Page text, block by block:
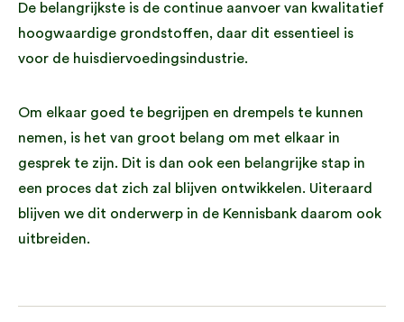
De belangrijkste is de continue aanvoer van kwalitatief
hoogwaardige grondstoffen, daar dit essentieel is
voor de huisdiervoedingsindustrie.
Om elkaar goed te begrijpen en drempels te kunnen
nemen, is het van groot belang om met elkaar in
gesprek te zijn. Dit is dan ook een belangrijke stap in
een proces dat zich zal blijven ontwikkelen. Uiteraard
blijven we dit onderwerp in de Kennisbank daarom ook
uitbreiden.